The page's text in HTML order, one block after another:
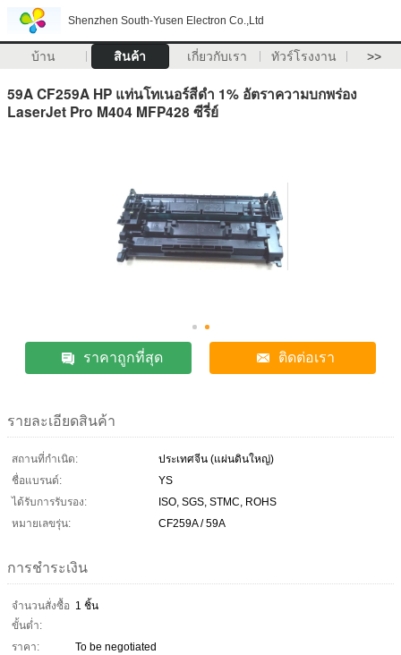
Shenzhen South-Yusen Electron Co.,Ltd
บ้าน สินค้า เกี่ยวกับเรา ทัวร์โรงงาน >>
59A CF259A HP แท่นโทเนอร์สีดํา 1% อัตราความบกพร่อง
LaserJet Pro M404 MFP428 ซีรี่ย์
ราคาถูกที่สุด ติดต่อเรา
รายละเอียดสินค้า
สถานที่กำเนิด:
ประเทศจีน (แผ่นดินใหญ่)
ชื่อแบรนด์:
YS
ได้รับการรับรอง:
ISO, SGS, STMC, ROHS
หมายเลขรุ่น:
CF259A / 59A
การชำระเงิน
จำนวนสั่งซื้อ
ขั้นต่ำ:
1 ชิ้น
ราคา:
To be negotiated